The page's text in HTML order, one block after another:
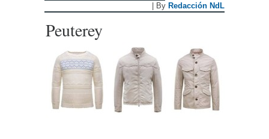
| By Redacción NdL
Peuterey